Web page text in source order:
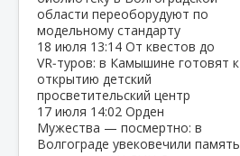
области переоборудуют по
модельному стандарту
18 июля 13:14 От квестов до
VR‑туров: в Камышине готовят к
открытию детский
просветительский центр
17 июля 14:02 Орден
Мужества — посмертно: в
Волгограде увековечили память